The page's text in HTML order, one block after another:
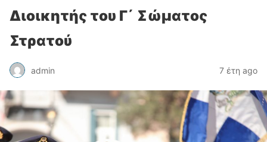
Διοικητής του Γ΄ Σώματος
Στρατού
admin 7 έτη ago